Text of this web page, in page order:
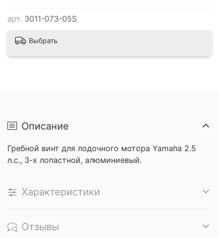
арт. 3011-073-05S
Выбрать
Описание
Гребной винт для лодочного мотора Yamaha 2.5
л.с., 3-х лопастной, алюминиевый.
Характеристики
Отзывы